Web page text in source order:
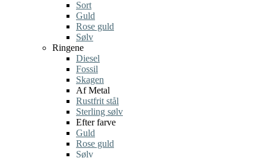
Sort
Guld
Rose guld
Sølv
Ringene
Diesel
Fossil
Skagen
Af Metal
Rustfrit stål
Sterling sølv
Efter farve
Guld
Rose guld
Sølv